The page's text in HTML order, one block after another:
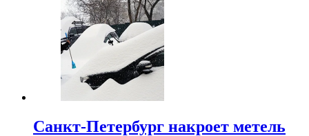
Санкт-Петербург накроет метель